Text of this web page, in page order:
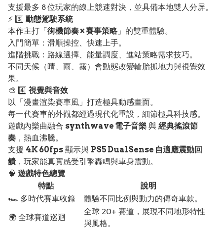
支援最多 8 位玩家的線上競速對決，並具備本地雙人分屏。
⚡ 3️⃣ 動態駕駛系統
本作主打「 街機節奏 × 賽事策略」的雙重體驗。
入門簡單：滑順操控、快速上手。
進階挑戰：路線選擇、能量調度、進站策略需求技巧。
不同天候（晴、雨、霧）會動態改變輪胎抓地力與視覺效
果。
🎨 4️⃣ 視覺與音效
以「漫畫渲染賽車風」打造極具動感畫面。
每一代賽車的外觀都經過現代化重設，細節極具科技感。
遊戲內樂曲融合 synthwave 電子音樂 與 經典搖滾節
奏 ，熱血沸騰。
支援 4K 60fps 顯示與 PS5 DualSense 自適應震動回
饋，玩家能真實感受引擎轟鳴與車身震動。
🧠 遊戲特色總覽
特點
說明
🏎️ 多時代賽車收錄
體驗不同比例與動力的傳奇車款。
🌍 全球賽道巡迴
全球 20+ 賽道，展現不同地形特性
與風格。